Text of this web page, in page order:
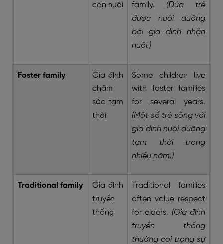
con nuôi
family. (Đứa trẻ
được nuôi dưỡng
bởi gia đình nhận
nuôi.)
Foster family
Gia đình
chăm
sóc tạm
thời
Some children live
with foster families
for several years.
(Một số trẻ sống với
gia đình nuôi dưỡng
tạm thời trong
nhiều năm.)
Traditional family
Gia đình
truyền
thống
Traditional families
often value respect
for elders. (Gia đình
truyền thống
thường coi trọng sự